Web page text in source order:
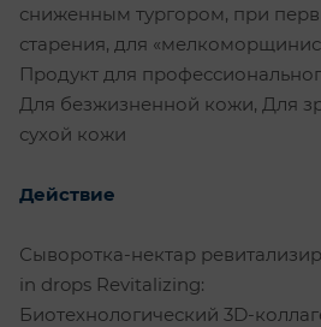
сниженным тургором, при
старения, для
Продукт для
Для безжизненной кожи, Для
сухой кожи
Действие
Сыворотка-нектар
in drops Revitalizing:
Биотехнологический 3D-